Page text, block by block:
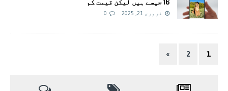
فروری 21, 2025 0
1
2
»